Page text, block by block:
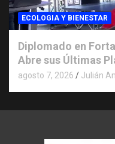
ECOLOGIA Y BIENESTAR
Diplomado en
Abre sus Últimas
agosto 7, 2026 Julián